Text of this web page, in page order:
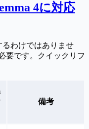
4に対応
わけではありませ
要です。クイックリフ
備考